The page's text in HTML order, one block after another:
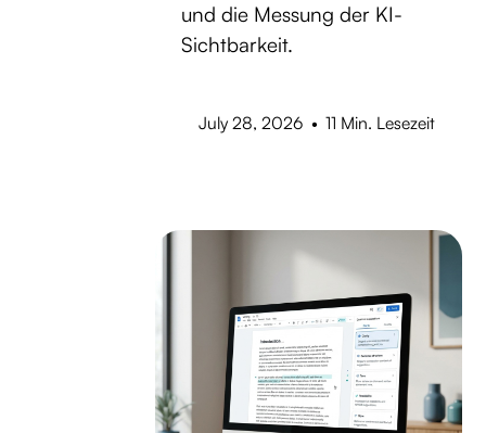
und die Messung der KI-
Sichtbarkeit.
July 28, 2026 • 11 Min. Lesezeit